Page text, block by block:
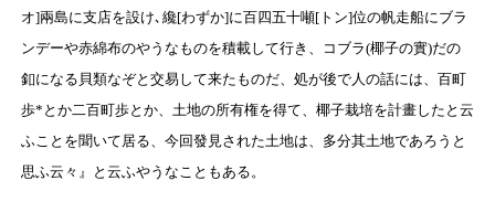
オ]兩島に支店を設け､纔[わずか]に百四五十噸[トン]位の帆走船にブラ
ンデーや赤綿布のやうなものを積載して行き、コブラ(椰子の實)だの
釦になる貝類なぞと交易して来たものだ、処が後で人の話には、百町
歩*とか二百町歩とか、土地の所有権を得て、椰子栽培を計畫したと云
ふことを聞いて居る、今回發見された土地は、多分其土地であろうと
思ふ云々』と云ふやうなこともある。